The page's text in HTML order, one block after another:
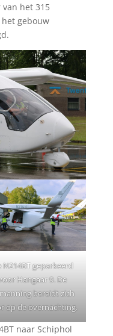
het 315
gebouw
N214BT geparkeerd
Hangaar 9. De
bereidt zich
op de overnachting.
naar Schiphol